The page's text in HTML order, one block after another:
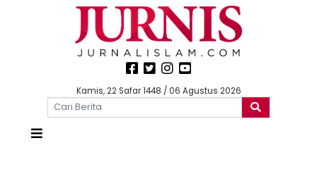
Kamis, 22 Safar 1448 / 06 Agustus 2026